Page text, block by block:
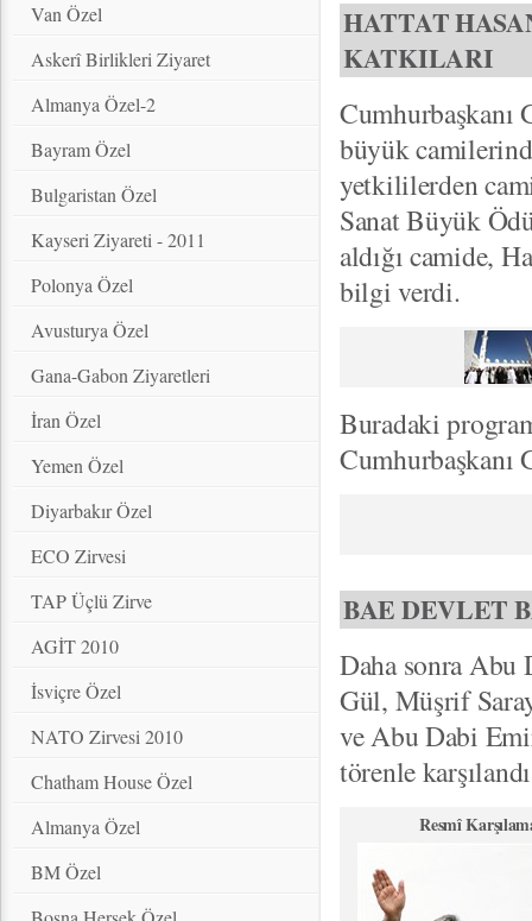
Van Özel
Askerî Birlikleri Ziyaret
Almanya Özel-2
Bayram Özel
Bulgaristan Özel
Kayseri Ziyareti - 2011
Polonya Özel
Avusturya Özel
Gana-Gabon Ziyaretleri
İran Özel
Yemen Özel
Diyarbakır Özel
ECO Zirvesi
TAP Üçlü Zirve
AGİT 2010
İsviçre Özel
NATO Zirvesi 2010
Chatham House Özel
Almanya Özel
BM Özel
HATTAT
KATKILARI
Cumhurbaşkanı
büyük
yetkililerden
Sanat Büyük
aldığı camide,
bilgi verdi.
Buradaki
BAE DEVLET
Daha sonra Abu
Gül, Müşrif
ve Abu Dabi
törenle
Resmî